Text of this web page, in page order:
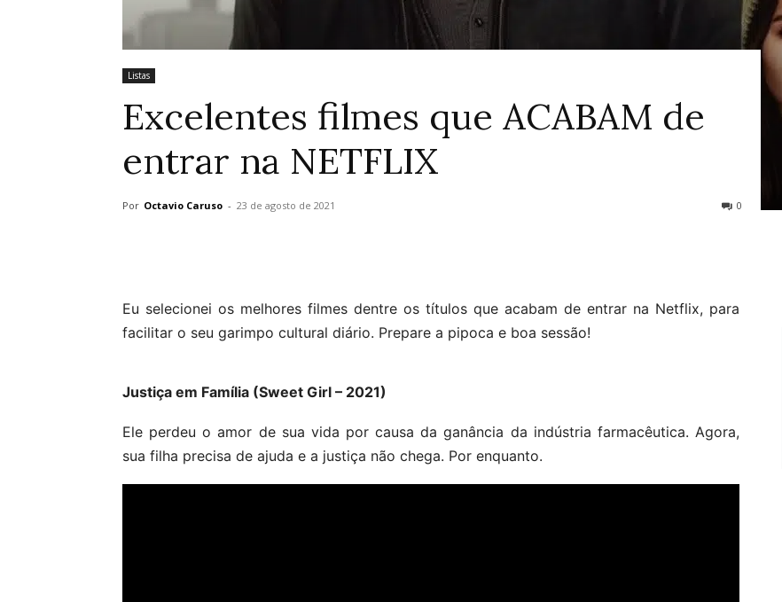
Listas
Excelentes filmes que ACABAM de
entrar na NETFLIX
Por Octavio Caruso - 23 de agosto de 2021 0
Eu selecionei os melhores filmes dentre os títulos que acabam de entrar na Netflix, para
facilitar o seu garimpo cultural diário. Prepare a pipoca e boa sessão!
Justiça em Família (Sweet Girl – 2021)
Ele perdeu o amor de sua vida por causa da ganância da indústria farmacêutica. Agora,
sua filha precisa de ajuda e a justiça não chega. Por enquanto.